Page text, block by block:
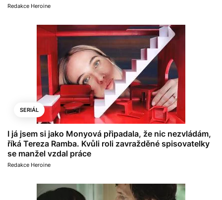
Redakce Heroine
SERIÁL
I já jsem si jako Monyová připadala, že nic nezvládám,
říká Tereza Ramba. Kvůli roli zavražděné spisovatelky
se manžel vzdal práce
Redakce Heroine